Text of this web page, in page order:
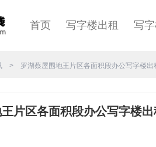
首页 写字楼出租 写
> 罗湖蔡屋围地王片区各面积段办公写字楼
片区各面积段办公写字楼